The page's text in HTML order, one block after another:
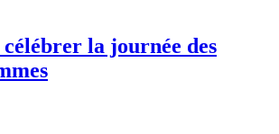
la journée des